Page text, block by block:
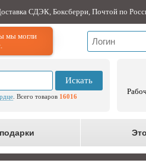
СДЭК, Боксберри, Почтой по
мы могли
Искать
. Всего товаров 16016